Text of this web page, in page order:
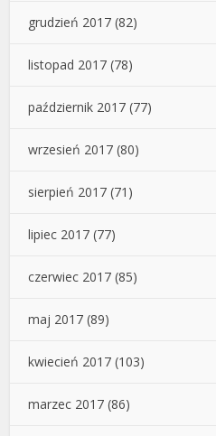
grudzień 2017 (82)
listopad 2017 (78)
październik 2017 (77)
wrzesień 2017 (80)
sierpień 2017 (71)
lipiec 2017 (77)
czerwiec 2017 (85)
maj 2017 (89)
kwiecień 2017 (103)
marzec 2017 (86)